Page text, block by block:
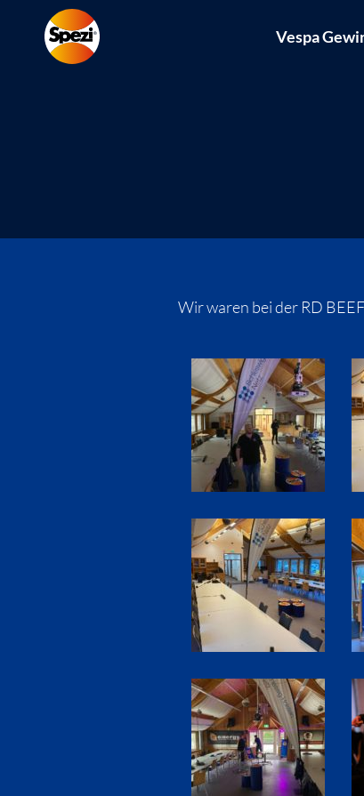
Vespa
Wir waren bei der RD